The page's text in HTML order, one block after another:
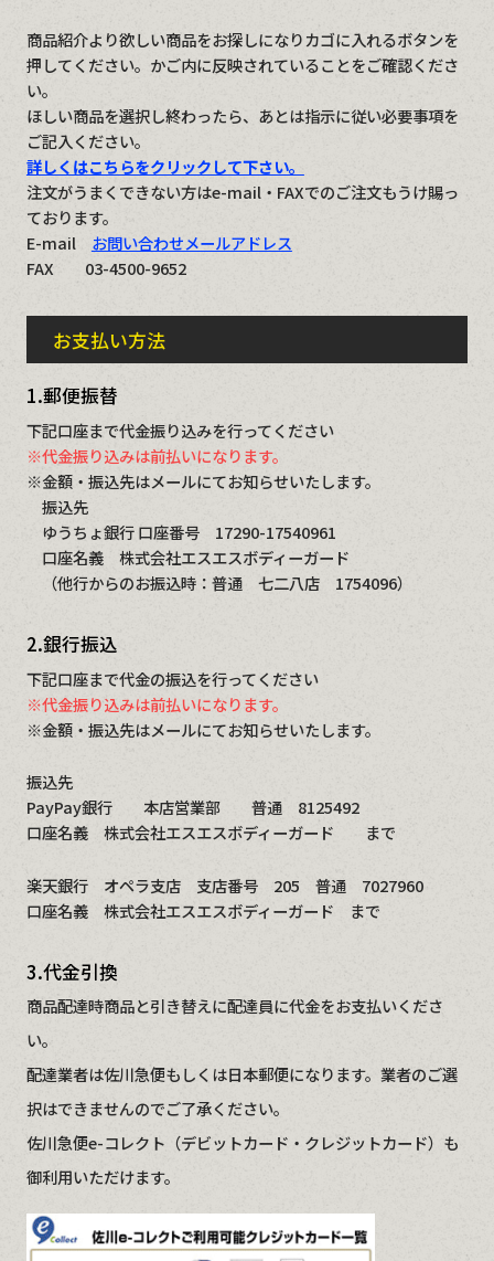
商品紹介より欲しい商品をお探しになりカゴに入れるボタンを
押してください。かご内に反映されていることをご確認くださ
い。
ほしい商品を選択し終わったら、あとは指示に従い必要事項を
ご記入ください。
詳しくはこちらをクリックして下さい。
注文がうまくできない方はe-mail・FAXでのご注文もうけ賜っ
ております。
E-mail お問い合わせメールアドレス
FAX 03-4500-9652
お支払い方法
1.郵便振替
下記口座まで代金振り込みを行ってください
※代金振り込みは前払いになります。
※金額・振込先はメールにてお知らせいたします。
振込先
ゆうちょ銀行 口座番号 17290-17540961
口座名義 株式会社エスエスボディーガード
（他行からのお振込時：普通 七二八店 1754096）
2.銀行振込
下記口座まで代金の振込を行ってください
※代金振り込みは前払いになります。
※金額・振込先はメールにてお知らせいたします。
振込先
PayPay銀行 本店営業部 普通 8125492
口座名義 株式会社エスエスボディーガード まで
楽天銀行 オペラ支店 支店番号 205 普通 7027960
口座名義 株式会社エスエスボディーガード まで
3.代金引換
商品配達時商品と引き替えに配達員に代金をお支払いくださ
い。
配達業者は佐川急便もしくは日本郵便になります。業者のご選
択はできませんのでご了承ください。
佐川急便e-コレクト（デビットカード・クレジットカード）も
御利用いただけます。